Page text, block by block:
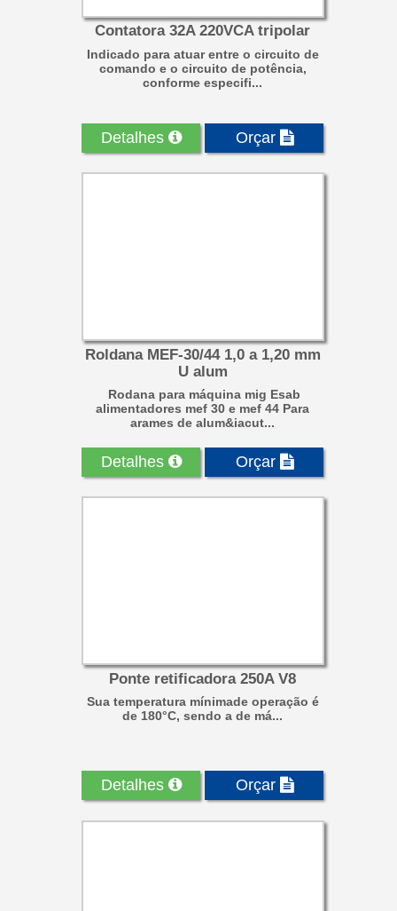
Contatora 32A 220VCA tripolar
Indicado para atuar entre o circuito de
comando e o circuito de potência,
conforme especifi...
Detalhes Orçar
Roldana MEF-30/44 1,0 a 1,20 mm
U alum
Rodana para máquina mig Esab
alimentadores mef 30 e mef 44 Para
arames de alum&iacut...
Detalhes Orçar
Ponte retificadora 250A V8
Sua temperatura mínimade operação é
de 180°C, sendo a de má...
Detalhes Orçar